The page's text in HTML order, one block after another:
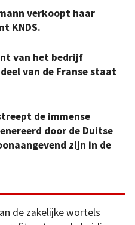
verkoopt haar
KNDS.
van het bedrijf
van de Franse staat
de immense
door de Duitse
zijn in de
de zakelijke wortels